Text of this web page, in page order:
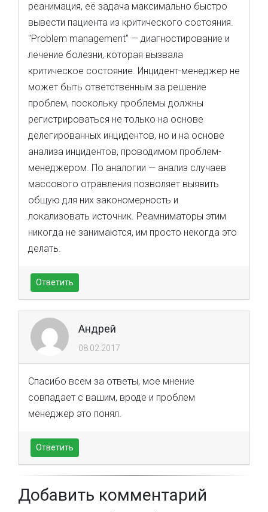
реанимация, её задача максимально быстро
вывести пациента из критического состояния.
"Problem management" — диагностирование и
лечение болезни, которая вызвала
критическое состояние. Инцидент-менеджер не
может быть ответственным за решение
проблем, поскольку проблемы должны
регистрироваться не только на основе
делегированных инцидентов, но и на основе
анализа инцидентов, проводимом проблем-
менеджером. По аналогии — анализ случаев
массового отравления позволяет выявить
общую для них закономерность и
локализовать источник. Реамниматоры этим
никогда не занимаются, им просто некогда это
делать.
Ответить
Андрей
08.02.2017
Спасибо всем за ответы, мое мнение
совпадает с вашим, вроде и проблем
менеджер это понял.
Ответить
Добавить комментарий